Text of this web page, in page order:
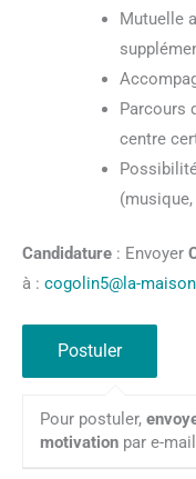
Mutuelle
Parcours
centre
Candidature : Envoyer
à : cogolin5@la-
Pour postuler,
motivationpar e-